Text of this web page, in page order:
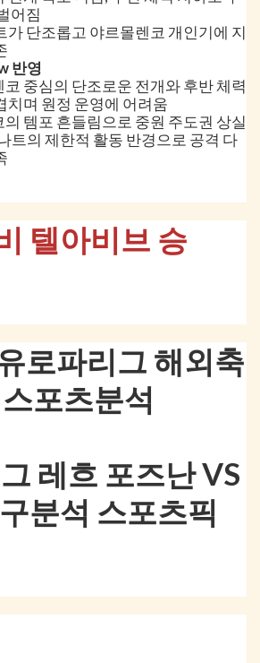
어짐
가 단조롭고 야르몰렌코 개인기에 지
반영
코 중심의 단조로운 전개와 후반 체력
치며 원정 운영에 어려움
템포 흔들림으로 중원 주도권 상실
트의 제한적 활동 반경으로 공격 다
텔아비브 승
로파리그 해외축
포츠분석
레흐 포즈난 VS
분석 스포츠픽